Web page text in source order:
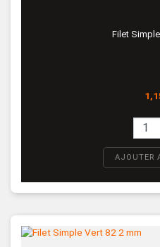
Filet
Prix
AJOUTER